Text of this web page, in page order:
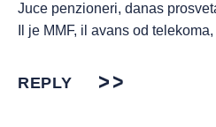
Juce penzioneri, danas
Il je MMF, il avans od
REPLY